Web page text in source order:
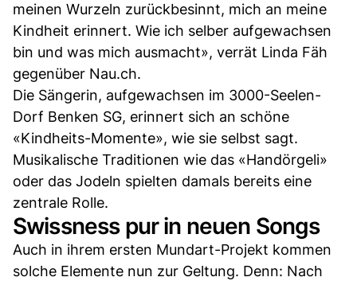
meinen Wurzeln zurückbesinnt, mich an meine
Kindheit erinnert. Wie ich selber aufgewachsen
bin und was mich ausmacht», verrät Linda Fäh
gegenüber Nau.ch.
Die Sängerin, aufgewachsen im 3000-Seelen-
Dorf Benken SG, erinnert sich an schöne
«Kindheits-Momente», wie sie selbst sagt.
Musikalische Traditionen wie das «Handörgeli»
oder das Jodeln spielten damals bereits eine
zentrale Rolle.
Swissness pur in neuen Songs
Auch in ihrem ersten Mundart-Projekt kommen
solche Elemente nun zur Geltung. Denn: Nach